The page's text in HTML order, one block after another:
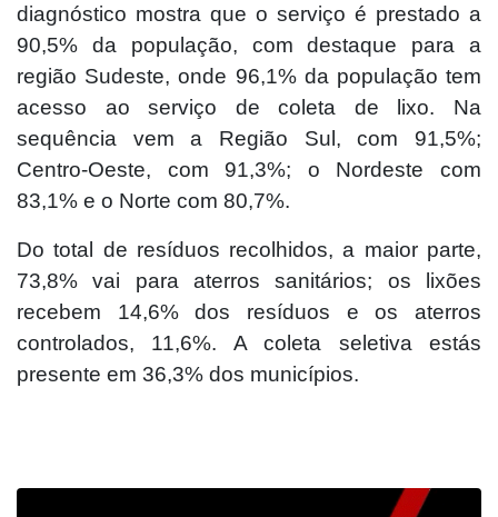
diagnóstico mostra que o serviço é prestado a
90,5% da população, com destaque para a
região Sudeste, onde 96,1% da população tem
acesso ao serviço de coleta de lixo. Na
sequência vem a Região Sul, com 91,5%;
Centro-Oeste, com 91,3%; o Nordeste com
83,1% e o Norte com 80,7%.
Do total de resíduos recolhidos, a maior parte,
73,8% vai para aterros sanitários; os lixões
recebem 14,6% dos resíduos e os aterros
controlados, 11,6%. A coleta seletiva estás
presente em 36,3% dos municípios.